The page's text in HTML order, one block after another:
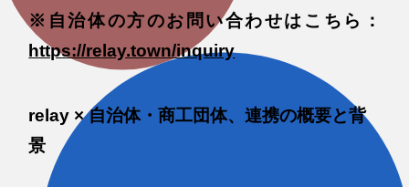
※自治体の方のお問い合わせはこちら：
https://relay.town/inquiry
relay × 自治体・商工団体、連携の概要と背
景